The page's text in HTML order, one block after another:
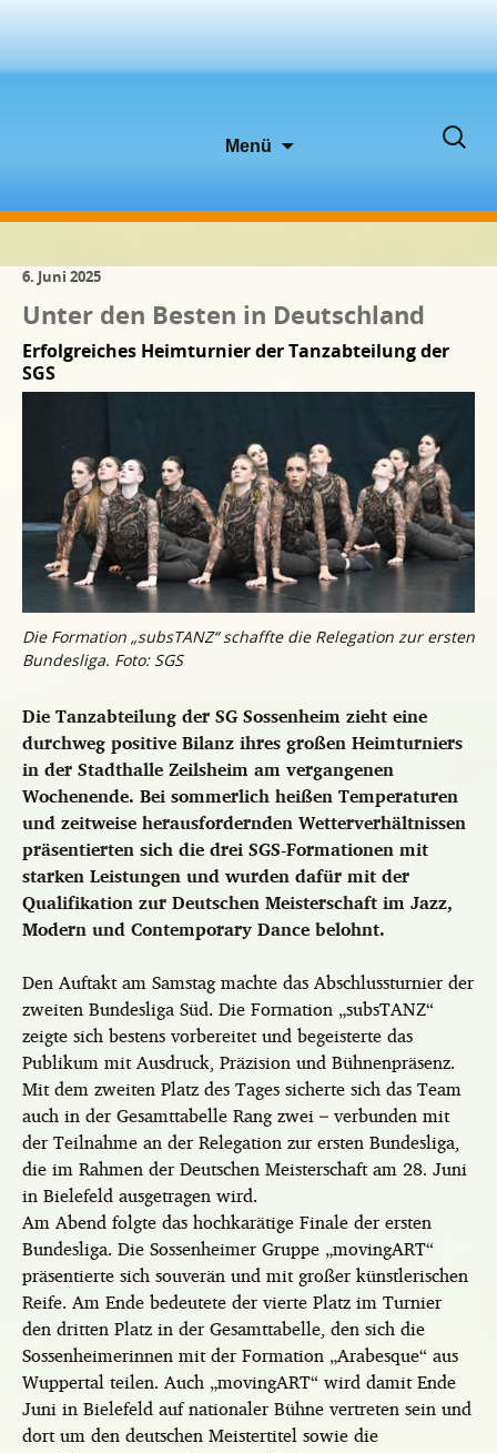
Menü
Suchen
6. Juni 2025
Unter den Besten in Deutschland
Erfolgreiches Heimturnier der Tanzabteilung der
SGS
Die Formation „subsTANZ“ schaffte die Relegation zur ersten
Bundesliga. Foto: SGS
Die Tanzabteilung der SG Sossenheim zieht eine
durchweg positive Bilanz ihres großen Heimturniers
in der Stadthalle Zeilsheim am vergangenen
Wochenende. Bei sommerlich heißen Temperaturen
und zeitweise herausfordernden Wetterverhältnissen
präsentierten sich die drei SGS-Formationen mit
starken Leistungen und wurden dafür mit der
Qualifikation zur Deutschen Meisterschaft im Jazz,
Modern und Contemporary Dance belohnt.
Den Auftakt am Samstag machte das Abschlussturnier der
zweiten Bundesliga Süd. Die Formation „subsTANZ“
zeigte sich bestens vorbereitet und begeisterte das
Publikum mit Ausdruck, Präzision und Bühnenpräsenz.
Mit dem zweiten Platz des Tages sichertesich das Team
auch in der Gesamttabelle Rang zwei – verbunden mit
der Teilnahme an der Relegation zur ersten Bundesliga,
die im Rahmen der Deutschen Meisterschaft am 28. Juni
in Bielefeld ausgetragen wird.
Am Abend folgte das hochkarätige Finale der ersten
Bundesliga. Die Sossenheimer Gruppe „movingART“
präsentierte sich souverän und mit großer künstlerischen
Reife. Am Ende bedeutete der vierte Platz im Turnier
den dritten Platz in der Gesamttabelle, den sich die
Sossenheimerinnen mit der Formation „Arabesque“ aus
Wuppertal teilen. Auch „movingART“ wird damit Ende
Juni in Bielefeld auf nationaler Bühne vertreten sein und
dort um den deutschen Meistertitel sowie die